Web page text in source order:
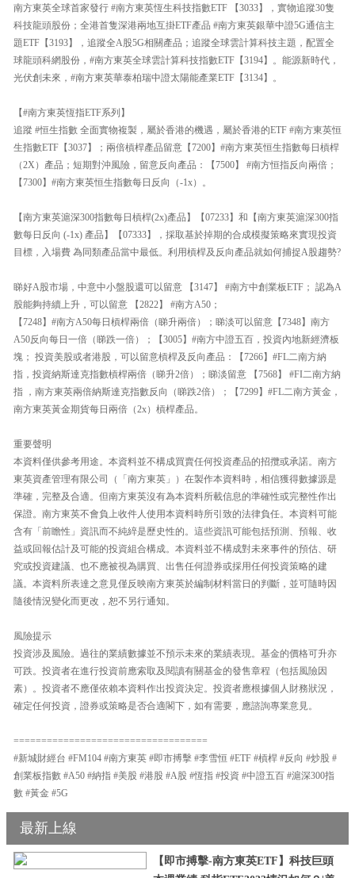
南方東英全球首家發行 #南方東英恆生科技指數ETF 【3033】，實物追蹤30隻
科技龍頭股份；全港首隻深港兩地互掛ETF產品 #南方東英銀華中證5G通信主
題ETF【3193】，追蹤全A股5G相關產品；追蹤全球雲計算科技主題，配置全
球龍頭科網股份，#南方東英全球雲計算科技指數ETF【3194】。能源新時代，
光伏創未來，#南方東英華泰柏瑞中證太陽能產業ETF【3134】。
【#南方東英恆指ETF系列】
追蹤 #恒生指數 全面實物複製，屬於香港的機遇，屬於香港的ETF #南方東英恒
生指數ETF【3037】；兩倍槓桿產品留意【7200】#南方東英恒生指數每日槓桿
（2X）產品；短期對沖風險，留意反向產品：【7500】 #南方恒指反向兩倍；
【7300】#南方東英恒生指數每日反向（-1x）。
【南方東英滬深300指數每日槓桿(2x)產品】【07233】和【南方東英滬深300指
數每日反向 (-1x) 產品】【07333】，採取基於掉期的合成模擬策略來實現投資
目標，入場費 為同類產品當中最低。利用槓桿及反向產品就如何捕捉A股趨勢?
睇好A股市場，中意中小盤股還可以留意 【3147】 #南方中創業板ETF； 認為A
股能夠持續上升，可以留意 【2822】 #南方A50；
【7248】#南方A50每日槓桿兩倍（睇升兩倍）；睇淡可以留意【7348】南方
A50反向每日一倍（睇跌一倍）；【3005】#南方中證五百，投資內地新經濟板
塊； 投資美股或者港股，可以留意槓桿及反向產品：【7266】#FL二南方納
指，投資納斯達克指數槓桿兩倍（睇升2倍）；睇淡留意 【7568】 #FI二南方納
指 ，南方東英兩倍納斯達克指數反向（睇跌2倍）；【7299】#FL二南方黃金，
南方東英黃金期貨每日兩倍（2x）槓桿產品。
重要聲明
本資料僅供參考用途。本資料並不構成買賣任何投資產品的招攬或承諾。南方
東英資產管理有限公司（「南方東英」）在製作本資料時，相信獲得數據源是
準確，完整及合適。但南方東英沒有為本資料所載信息的準確性或完整性作出
保證。南方東英不會負上收件人使用本資料時所引致的法律負任。本資料可能
含有「前瞻性」資訊而不純綷是歷史性的。這些資訊可能包括預測、預報、收
益或回報估計及可能的投資組合構成。本資料並不構成對未來事件的預估、研
究或投資建議、也不應被視為購買、出售任何證券或採用任何投資策略的建
議。本資料所表達之意見僅反映南方東英於編制材料當日的判斷，並可隨時因
隨後情況變化而更改，恕不另行通知。
風險提示
投資涉及風險。過往的業績數據並不預示未來的業績表現。基金的價格可升亦
可跌。投資者在進行投資前應索取及閱讀有關基金的發售章程（包括風險因
素）。投資者不應僅依賴本資料作出投資決定。投資者應根據個人財務狀況，
確定任何投資，證券或策略是否合適閣下，如有需要，應諮詢專業意見。
===================================
#新城財經台 #FM104 #南方東英 #即市搏擊 #李雪恒 #ETF #槓桿 #反向 #炒股 #
創業板指數 #A50 #納指 #美股 #港股 #A股 #恆指 #投資 #中證五百 #滬深300指
數 #黃金 #5G
最新上線
【即市搏擊-南方東英ETF】科技巨頭